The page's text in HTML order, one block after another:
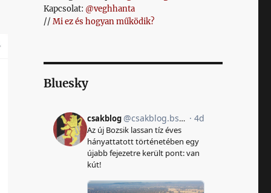
Kapcsolat: @veghhanta
// Mi ez és hogyan működik?
Bluesky